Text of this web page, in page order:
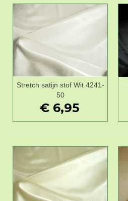
Stretch satijn stof Wit 4241-
50
€ 6,95